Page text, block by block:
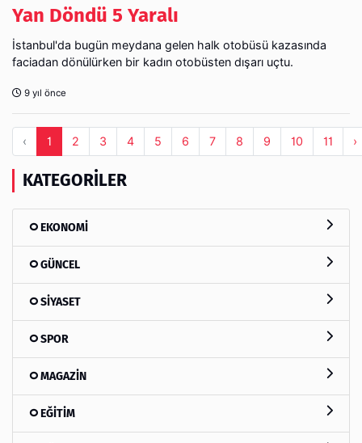
Yan Döndü 5 Yaralı
İstanbul'da bugün meydana gelen halk otobüsü kazasında
faciadan dönülürken bir kadın otobüsten dışarı uçtu.
9 yıl önce
‹ 1 2 3 4 5 6 7 8 9 10 11 ›
KATEGORILER
EKONOMİ
GÜNCEL
SİYASET
SPOR
MAGAZİN
EĞİTİM